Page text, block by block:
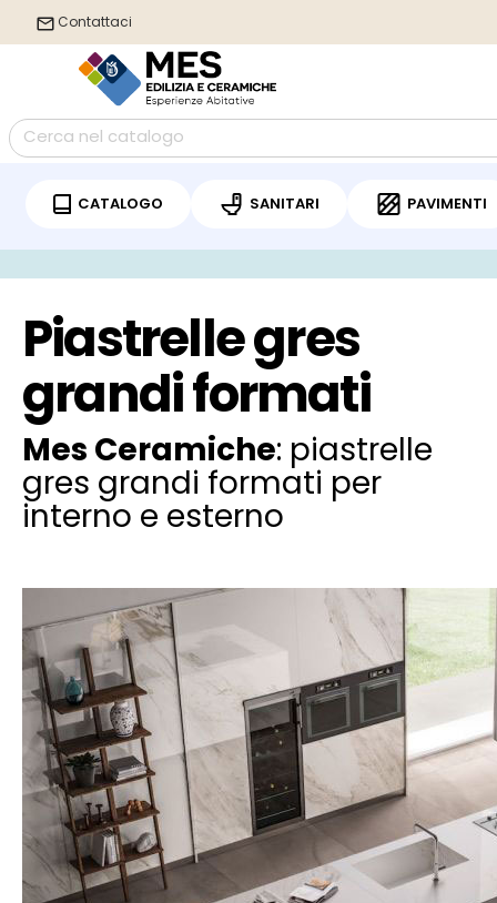
Contattaci
CATALOGO SANITARI PAVIMENTI
Piastrelle gres
grandi formati
Mes Ceramiche: piastrelle
gres grandi formati per
interno e esterno